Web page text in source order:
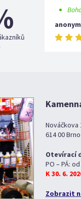
anonym
Nováčkova
614 00
Otevírací
PO – PÁ:
K 30. 6.
Zobrazit